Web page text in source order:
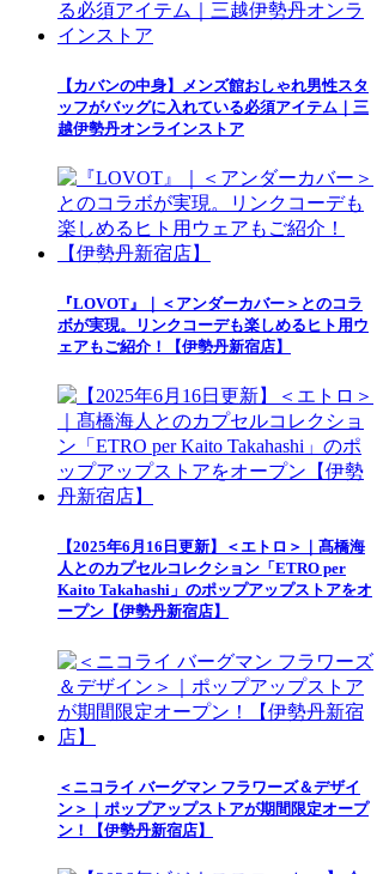
【カバンの中身】メンズ館おしゃれ男性スタ
ッフがバッグに入れている必須アイテム｜三
越伊勢丹オンラインストア
『LOVOT』｜＜アンダーカバー＞とのコラ
ボが実現。リンクコーデも楽しめるヒト用ウ
ェアもご紹介！【伊勢丹新宿店】
【2025年6月16日更新】＜エトロ＞｜髙橋海
人とのカプセルコレクション「ETRO per
Kaito Takahashi」のポップアップストアをオ
ープン【伊勢丹新宿店】
＜ニコライ バーグマン フラワーズ＆デザイ
ン＞｜ポップアップストアが期間限定オープ
ン！【伊勢丹新宿店】